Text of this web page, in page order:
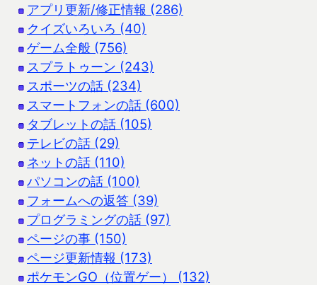
アプリ更新/修正情報 (286)
クイズいろいろ (40)
ゲーム全般 (756)
スプラトゥーン (243)
スポーツの話 (234)
スマートフォンの話 (600)
タブレットの話 (105)
テレビの話 (29)
ネットの話 (110)
パソコンの話 (100)
フォームへの返答 (39)
プログラミングの話 (97)
ページの事 (150)
ページ更新情報 (173)
ポケモンGO（位置ゲー） (132)